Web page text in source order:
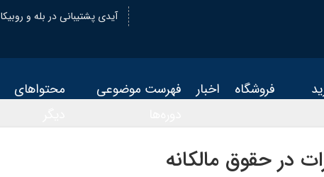
@oiastic :آیدی پشتیبانی در بله و روبیکا
فروشگاه اخبار
فهرست موضوعی
محتواهای
در حقوق مالکانه